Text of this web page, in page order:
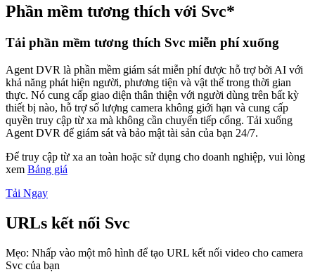
Phần mềm tương thích với Svc*
Tải phần mềm tương thích Svc miễn phí xuống
Agent DVR là phần mềm giám sát miễn phí được hỗ trợ bởi AI với
khả năng phát hiện người, phương tiện và vật thể trong thời gian
thực. Nó cung cấp giao diện thân thiện với người dùng trên bất kỳ
thiết bị nào, hỗ trợ số lượng camera không giới hạn và cung cấp
quyền truy cập từ xa mà không cần chuyển tiếp cổng. Tải xuống
Agent DVR để giám sát và bảo mật tài sản của bạn 24/7.
Để truy cập từ xa an toàn hoặc sử dụng cho doanh nghiệp, vui lòng
xem Bảng giá
Tải Ngay
URLs kết nối Svc
Mẹo: Nhấp vào một mô hình để tạo URL kết nối video cho camera
Svc của bạn